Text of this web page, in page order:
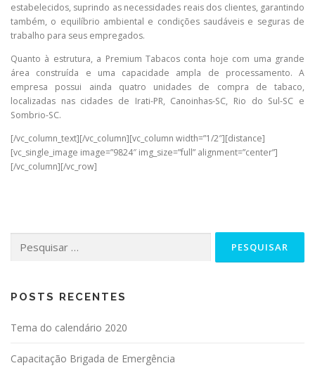
estabelecidos, suprindo as necessidades reais dos clientes, garantindo
também, o equilíbrio ambiental e condições saudáveis e seguras de
trabalho para seus empregados.
Quanto à estrutura, a Premium Tabacos conta hoje com uma grande
área construída e uma capacidade ampla de processamento. A
empresa possui ainda quatro unidades de compra de tabaco,
localizadas nas cidades de Irati-PR, Canoinhas-SC, Rio do Sul-SC e
Sombrio-SC.
[/vc_column_text][/vc_column][vc_column width=”1/2″][distance]
[vc_single_image image=”9824″ img_size=”full” alignment=”center”]
[/vc_column][/vc_row]
POSTS RECENTES
Tema do calendário 2020
Capacitação Brigada de Emergência